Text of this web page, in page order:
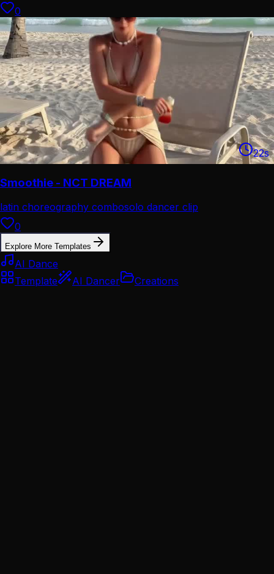
0
22s
Smoothie - NCT DREAM
latin choreography combosolo dancer clip
0
Explore More Templates
AI Dance
Template
AI Dancer Creations